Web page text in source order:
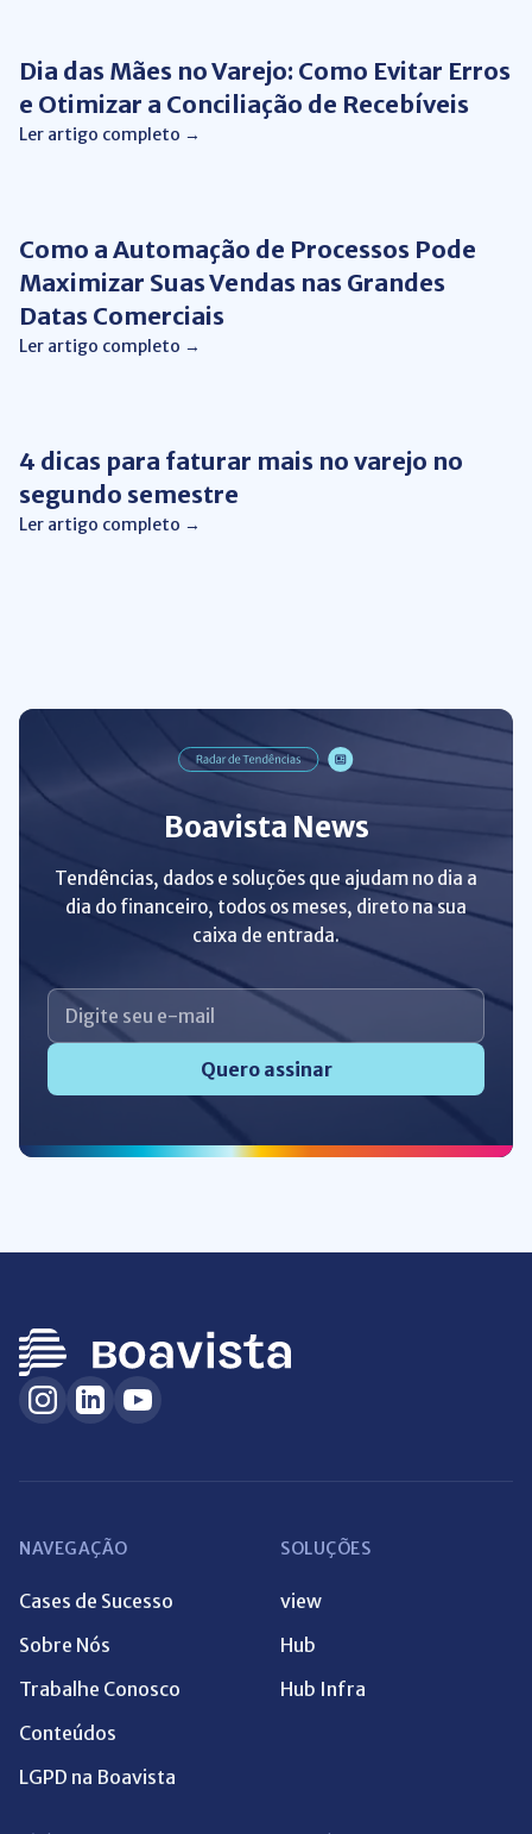
Dia das Mães no Varejo: Como Evitar Erros
e Otimizar a Conciliação de Recebíveis
Ler artigo completo →
Como a Automação de Processos Pode
Maximizar Suas Vendas nas Grandes
Datas Comerciais
Ler artigo completo →
4 dicas para faturar mais no varejo no
segundo semestre
Ler artigo completo →
Boavista News
Tendências, dados e soluções que ajudam no dia a
dia do financeiro, todos os meses, direto na sua
caixa de entrada.
Quero assinar
NAVEGAÇÃO
Cases de Sucesso
Sobre Nós
Trabalhe Conosco
Conteúdos
LGPD na Boavista
SOLUÇÕES
view
Hub
Hub Infra